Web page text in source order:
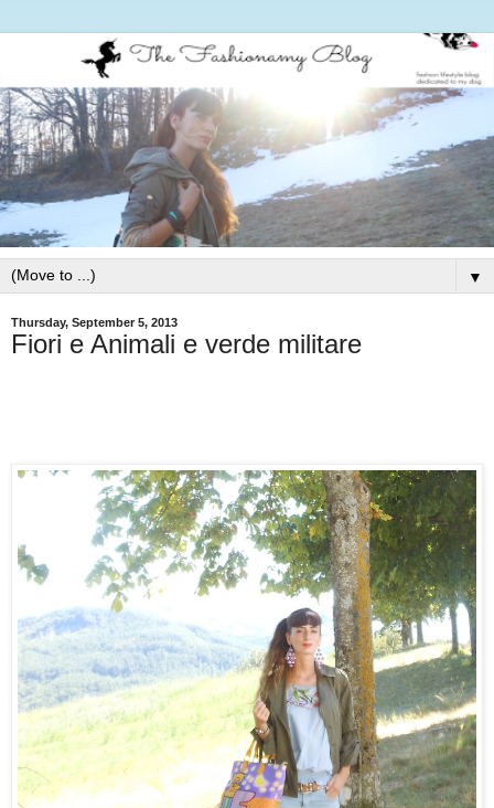
▼
Thursday, September 5, 2013
Fiori e Animali e verde militare